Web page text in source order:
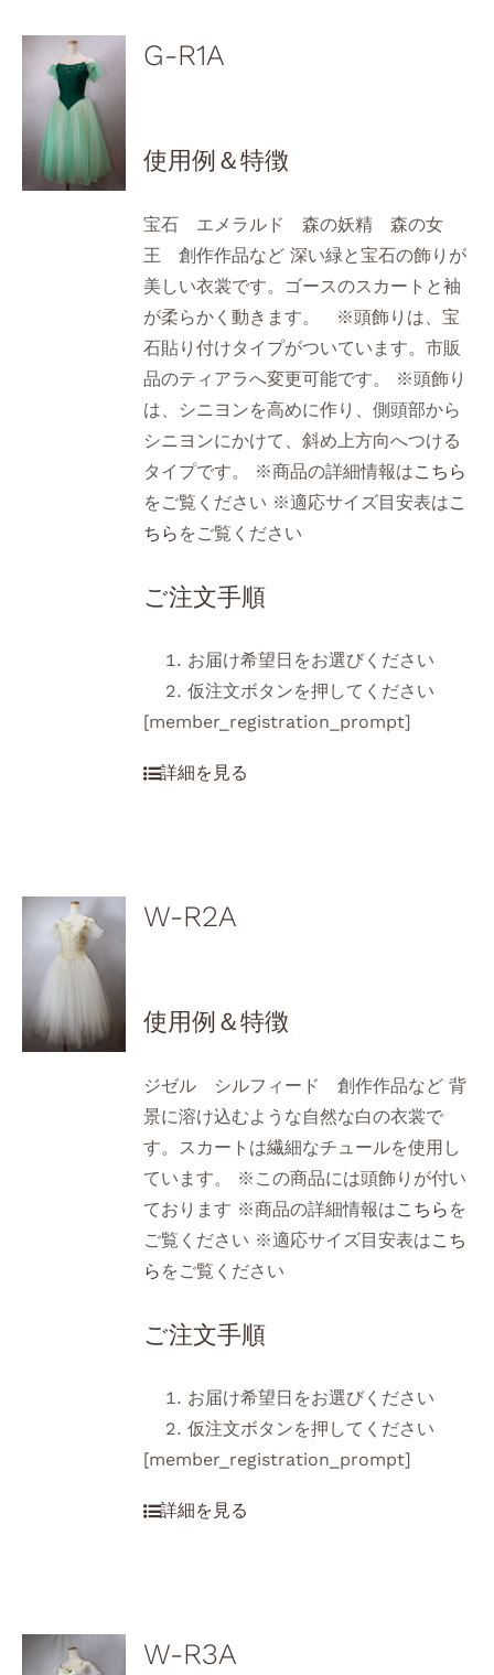
G-R1A
使用例＆特徴
宝石 エメラルド 森の妖精 森の女
王 創作作品など 深い緑と宝石の飾りが
美しい衣裳です。ゴースのスカートと袖
が柔らかく動きます。 ※頭飾りは、宝
石貼り付けタイプがついています。市販
品のティアラへ変更可能です。 ※頭飾り
は、シニヨンを高めに作り、側頭部から
シニヨンにかけて、斜め上方向へつける
タイプです。 ※商品の詳細情報はこちら
をご覧ください ※適応サイズ目安表はこ
ちら をご覧ください
ご注文手順
お届け希望日をお選びください
仮注文ボタンを押してください
[member_registration_prompt]
W-R2A
使用例＆特徴
ジゼル シルフィード 創作作品など 背
景に溶け込むような自然な白の衣裳で
す。スカートは繊細なチュールを使用し
ています。 ※この商品には頭飾りが付い
ております ※商品の詳細情報はこちら を
ご覧ください ※適応サイズ目安表はこち
ら をご覧ください
ご注文手順
お届け希望日をお選びください
仮注文ボタンを押してください
[member_registration_prompt]
W-R3A